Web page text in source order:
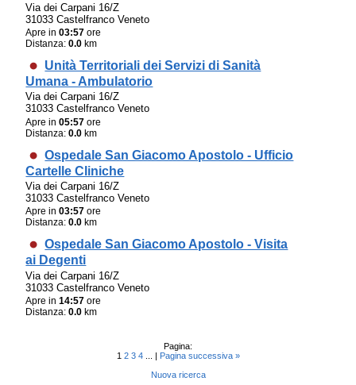
Via dei Carpani 16/Z
31033 Castelfranco Veneto
Apre in03:57 ore
Distanza:0.0 km
Unità Territoriali dei Servizi di Sanità
Umana - Ambulatorio
Via dei Carpani 16/Z
31033 Castelfranco Veneto
Apre in05:57 ore
Distanza:0.0 km
Ospedale San Giacomo Apostolo - Ufficio
Cartelle Cliniche
Via dei Carpani 16/Z
31033 Castelfranco Veneto
Apre in03:57 ore
Distanza:0.0 km
Ospedale San Giacomo Apostolo - Visita
ai Degenti
Via dei Carpani 16/Z
31033 Castelfranco Veneto
Apre in14:57 ore
Distanza:0.0 km
Pagina:
1 2 3 4 ... | Pagina successiva »
Nuova ricerca